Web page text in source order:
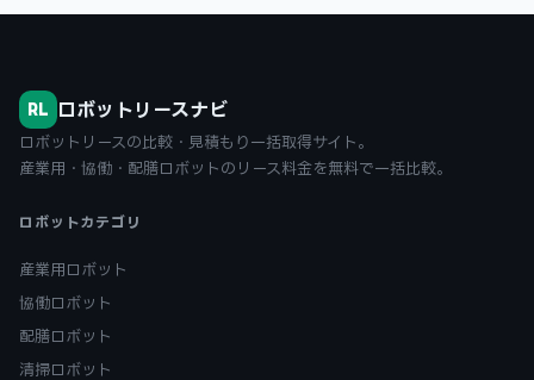
RL ロボットリースナビ
ロボットリースの比較・見積もり一括取得サイト。
産業用・協働・配膳ロボットのリース料金を無料で一括比較。
ロボットカテゴリ
産業用ロボット
協働ロボット
配膳ロボット
清掃ロボット